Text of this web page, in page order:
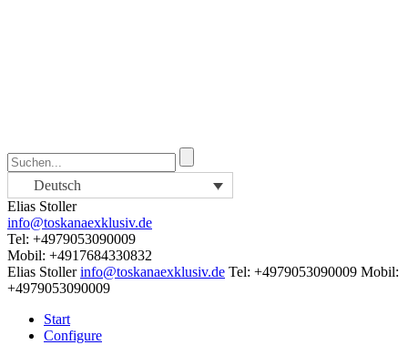
Deutsch
Elias Stoller
info@toskanaexklusiv.de
Tel: +4979053090009
Mobil: +4917684330832
Elias Stoller info@toskanaexklusiv.de Tel: +4979053090009 Mobil:
+4979053090009
Start
Configure